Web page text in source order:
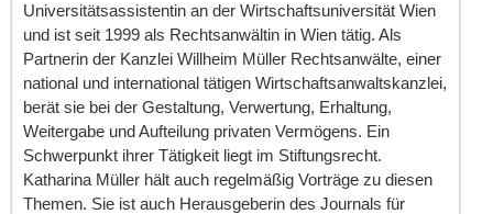
Universitätsassistentin an der Wirtschaftsuniversität Wien
und ist seit 1999 als Rechtsanwältin in Wien tätig. Als
Partnerin der Kanzlei Willheim Müller Rechtsanwälte, einer
national und international tätigen Wirtschaftsanwaltskanzlei,
berät sie bei der Gestaltung, Verwertung, Erhaltung,
Weitergabe und Aufteilung privaten Vermögens. Ein
Schwerpunkt ihrer Tätigkeit liegt im Stiftungsrecht.
Katharina Müller hält auch regelmäßig Vorträge zu diesen
Themen. Sie ist auch Herausgeberin des Journals für